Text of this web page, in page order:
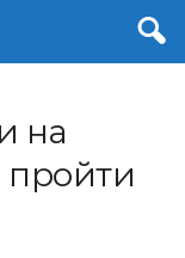
на
пройти